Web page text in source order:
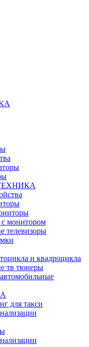
монитором
телевизоры
и квадроцикла
тв тюнеры
для такси